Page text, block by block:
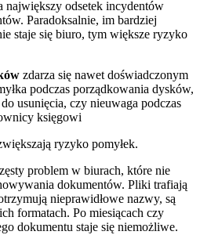
odsetek incydentów
Paradoksalnie, im bardziej
staje się biuro, tym większe ryzyko
zdarza się nawet doświadczonym
podczas porządkowania dysków,
usunięcia, czy nieuwaga podczas
księgowi
ryzyko pomyłek.
problem w biurach, które nie
dokumentów. Pliki trafiają
nieprawidłowe nazwy, są
formatach. Po miesiącach czy
dokumentu staje się niemożliwe.